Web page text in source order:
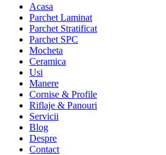
Acasa
Parchet Laminat
Parchet Stratificat
Parchet SPC
Mocheta
Ceramica
Usi
Manere
Cornise & Profile
Riflaje & Panouri
Servicii
Blog
Despre
Contact